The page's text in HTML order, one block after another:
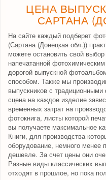
ЦЕНА
САРТАНА
На сайте каждый подберет
(Сартана (Донецкая обл.))
можете остановить свой
напечатанной
дорогой выпускной
способом. Также мы
выпускников с
сцена на каждое изделие
временных затрат на
фотокнига, листы которой
вы получаете максимальное
Книги, для производства
оборудование, немного менее
дешевле. За счет цены они
Разные виды классических
отходят в прошлое, но пока